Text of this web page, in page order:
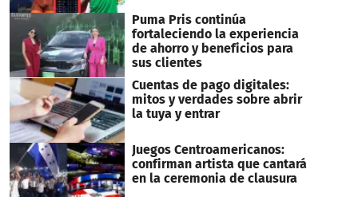
Puma Pris continúa
fortaleciendo la experiencia
de ahorro y beneficios para
sus clientes
Cuentas de pago digitales:
mitos y verdades sobre abrir
la tuya y entrar
Juegos Centroamericanos:
confirman artista que cantará
en la ceremonia de clausura